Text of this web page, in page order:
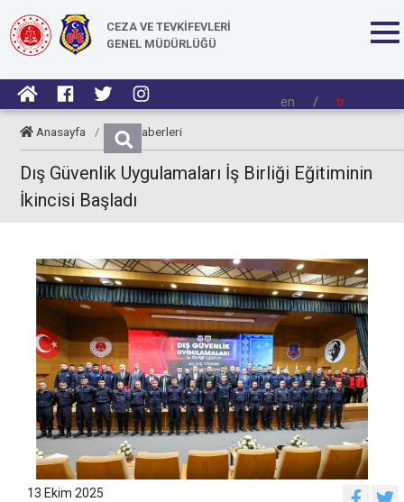
CEZA VE TEVKİFEVLERİ
GENEL MÜDÜRLÜĞÜ
en / tr
Anasayfa / CTE Haberleri
Dış Güvenlik Uygulamaları İş Birliği Eğitiminin
İkincisi Başladı
13 Ekim 2025